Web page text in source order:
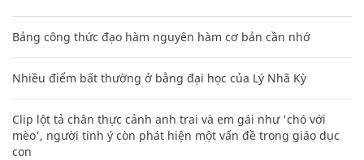
Bảng công thức đạo hàm nguyên hàm cơ bản cần nhớ
Nhiều điểm bất thường ở bằng đại học của Lý Nhã Kỳ
Clip lột tả chân thực cảnh anh trai và em gái như 'chó với
mèo', người tinh ý còn phát hiện một vấn đề trong giáo dục
con